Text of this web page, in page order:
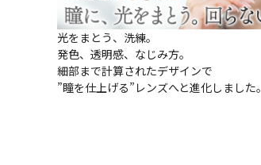
光をまとう、洗練。
発色、透明感、なじみ方。
細部まで計算されたデザインで
”瞳を仕上げる”レンズへと進化しました。